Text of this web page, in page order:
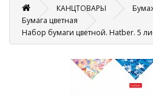
КАНЦТОВАРЫ
Бумага цветная
Набор бумаги цветной. Hatber. 5